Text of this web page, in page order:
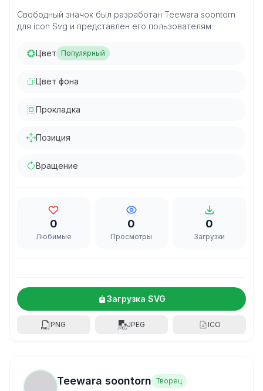
Свободный значок был разработан Teewara soontorn
для icon Svg и представлен его пользователям
Цвет Популярный
Цвет фона
Прокладка
Позиция
Вращение
0
Любимые
0
Просмотры
0
Загрузки
Загрузка SVG
PNG JPEG ICO
Teewara soontorn Творец